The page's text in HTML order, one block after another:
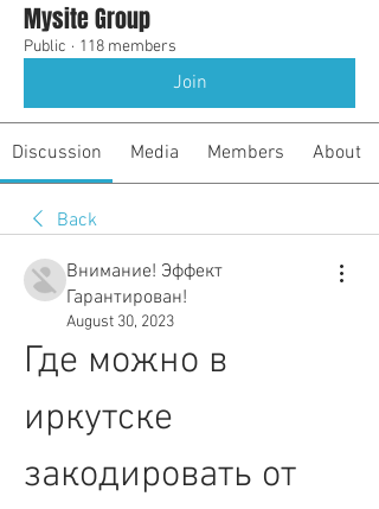
Mysite Group
Public · 118 members
Join
Discussion Media Members About
Back
Внимание! Эффект
Гарантирован!
August 30, 2023
Где можно в
иркутске
закодировать от